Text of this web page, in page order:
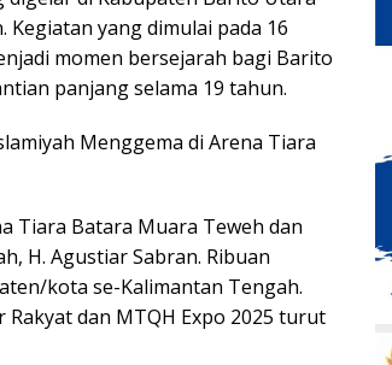
yang dimulai pada 16
momen bersejarah bagi Barito
panjang selama 19 tahun.
Menggema di Arena Tiara
Tiara Batara Muara Teweh dan
H. Agustiar Sabran. Ribuan
kota se-Kalimantan Tengah.
dan MTQH Expo 2025 turut